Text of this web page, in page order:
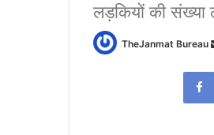
लड़कियों की
TheJanmat Bureau